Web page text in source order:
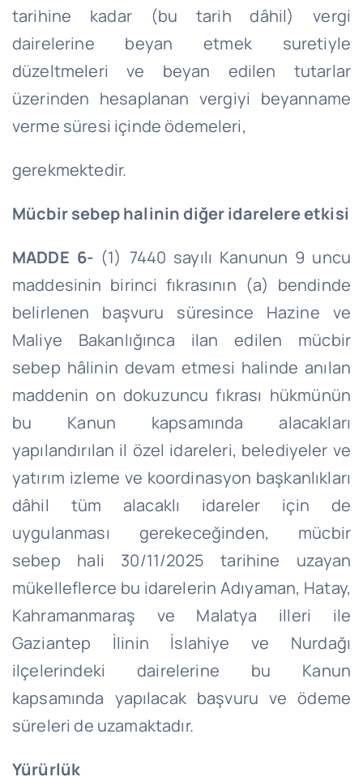
tarihine kadar (bu tarih dâhil) vergi
dairelerine beyan etmek suretiyle
düzeltmeleri ve beyan edilen tutarlar
üzerinden hesaplanan vergiyi beyanname
verme süresi içinde ödemeleri,
gerekmektedir.
Mücbir sebep halinin diğer idarelere etkisi
MADDE 6- (1) 7440 sayılı Kanunun 9 uncu
maddesinin birinci fıkrasının (a) bendinde
belirlenen başvuru süresince Hazine ve
Maliye Bakanlığınca ilan edilen mücbir
sebep hâlinin devam etmesi halinde anılan
maddenin on dokuzuncu fıkrası hükmünün
bu Kanun kapsamında alacakları
yapılandırılan il özel idareleri, belediyeler ve
yatırım izleme ve koordinasyon başkanlıkları
dâhil tüm alacaklı idareler için de
uygulanması gerekeceğinden, mücbir
sebep hali 30/11/2025 tarihine uzayan
mükelleflerce bu idarelerin Adıyaman, Hatay,
Kahramanmaraş ve Malatya illeri ile
Gaziantep İlinin İslahiye ve Nurdağı
ilçelerindeki dairelerine bu Kanun
kapsamında yapılacak başvuru ve ödeme
süreleri de uzamaktadır.
Yürürlük